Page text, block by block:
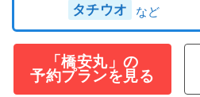
タチウオ
「橋安丸」の
予約プランを見る